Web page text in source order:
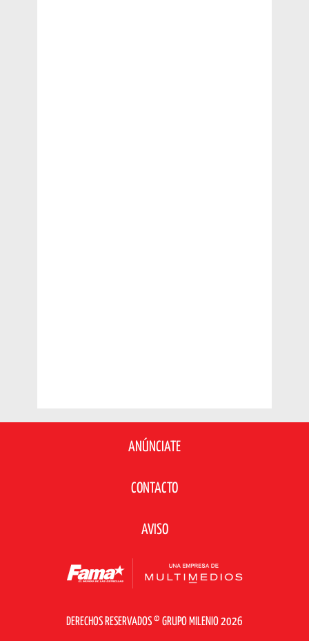
ANÚNCIATE
CONTACTO
AVISO
DERECHOS RESERVADOS © GRUPO MILENIO 2026